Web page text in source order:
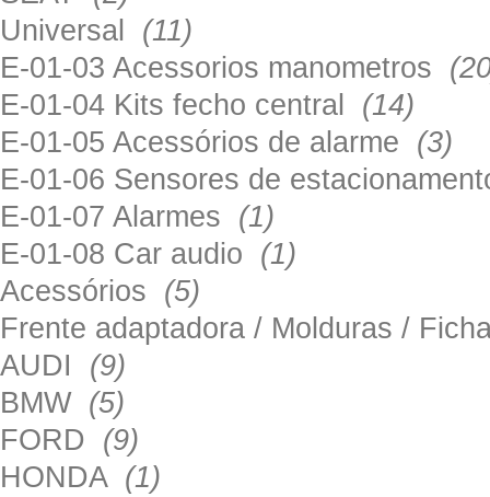
Universal (11)
E-01-03 Acessorios manometros
E-01-04 Kits fecho central (14)
E-01-05 Acessórios de alarme (3)
E-01-06 Sensores de
E-01-07 Alarmes (1)
E-01-08 Car audio (1)
Acessórios (5)
Frente adaptadora / Molduras /
AUDI (9)
BMW (5)
FORD (9)
HONDA (1)